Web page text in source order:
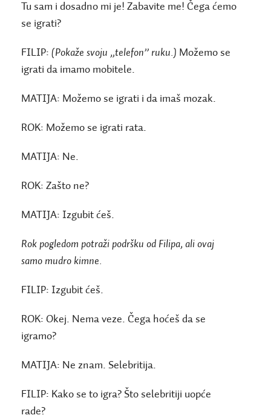
Tu sam i dosadno mi je! Zabavite me! Čega ćemo
se igrati?
FILIP: (Pokaže svoju „telefon” ruku.) Možemo se
igrati da imamo mobitele.
MATIJA: Možemo se igrati i da imaš mozak.
ROK: Možemo se igrati rata.
MATIJA: Ne.
ROK: Zašto ne?
MATIJA: Izgubit ćeš.
Rok pogledom potraži podršku od Filipa, ali ovaj
samo mudro kimne.
FILIP: Izgubit ćeš.
ROK: Okej. Nema veze. Čega hoćeš da se
igramo?
MATIJA: Ne znam. Selebritija.
FILIP: Kako se to igra? Što selebritiji uopće
rade?